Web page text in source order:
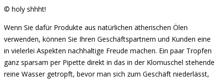
© holy shhht!
Wenn Sie dafür Produkte aus natürlichen ätherischen Ölen
verwenden, können Sie Ihren Geschäftspartnern und Kunden eine
in vielerlei Aspekten nachhaltige Freude machen. Ein paar Tropfen
ganz sparsam per Pipette direkt in das in der Klomuschel stehende
reine Wasser getropft, bevor man sich zum Geschäft niederlässt,